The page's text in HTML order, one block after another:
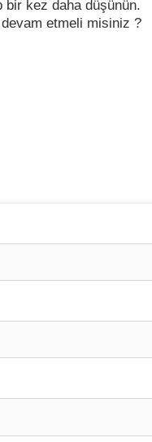
kez daha düşünün.
etmeli misiniz ?